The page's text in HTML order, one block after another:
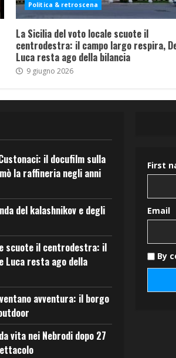
Politica & retroscena
La Sicilia del voto locale scuote il
centrodestra: il campo largo respira,
Luca resta ago della bilancia
9 giugno 2026
il docufilm sulla
la raffineria negli anni
del kalashnikov e degli
scuote il centrodestra: il
Luca resta ago della
avventura: il borgo
vita nei Nebrodi dopo 27
First
Email
By